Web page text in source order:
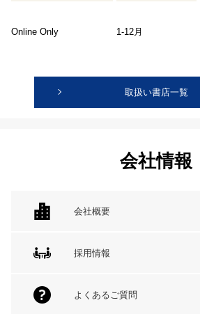
Online Only 1-12月
取扱い書店一覧
会社情報
会社概要
採用情報
よくあるご質問